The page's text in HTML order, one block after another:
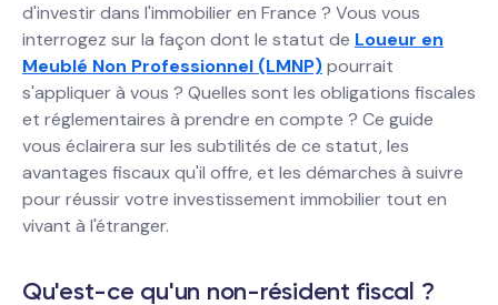
d'investir dans l'immobilier en France ? Vous vous
interrogez sur la façon dont le statut de Loueur en
Meublé Non Professionnel (LMNP)pourrait
s'appliquer à vous ? Quelles sont les obligations fiscales
et réglementaires à prendre en compte ? Ce guide
vous éclairera sur les subtilités de ce statut, les
avantages fiscaux qu'il offre, et les démarches à suivre
pour réussir votre investissement immobilier tout en
vivant à l'étranger.
Qu'est-ce qu'un non-résident fiscal ?